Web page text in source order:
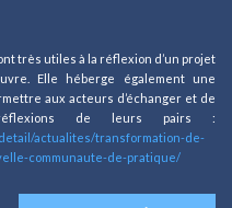
très utiles à la réflexion d’un projet
Elle héberge également une
aux acteurs d’échanger et de
de leurs pairs :
actualites/transformation-de-
communaute-de-pratique/